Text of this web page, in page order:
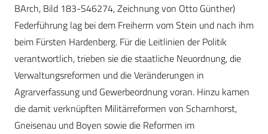
BArch, Bild 183-S46274, Zeichnung von Otto Günther)
Federführung lag bei dem Freiherrn vom Stein und nach ihm
beim Fürsten Hardenberg. Für die Leitlinien der Politik
verantwortlich, trieben sie die staatliche Neuordnung, die
Verwaltungsreformen und die Veränderungen in
Agrarverfassung und Gewerbeordnung voran. Hinzu kamen
die damit verknüpften Militärreformen von Scharnhorst,
Gneisenau und Boyen sowie die Reformen im